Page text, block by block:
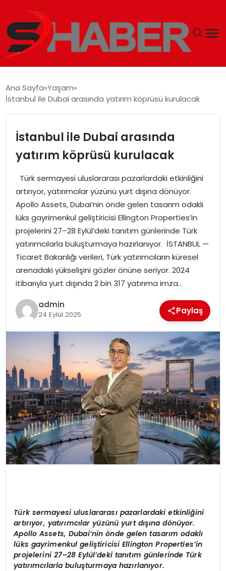
TEKNOLOJI
SPOR
EKONOMI
SIYASET
EĞITIM
YAŞAM
Ana Sayfa Yaşam
İstanbul ile Dubai arasında yatırım köprüsü kurulacak
İstanbul ile Dubai arasında
yatırım köprüsü kurulacak
Türk sermayesi uluslararası pazarlardaki etkinliğini
artırıyor, yatırımcılar yüzünü yurt dışına dönüyor.
Apollo Assets, Dubai’nin önde gelen tasarım odaklı
lüks gayrimenkul geliştiricisi Ellington Properties’in
projelerini 27–28 Eylül’deki tanıtım günlerinde Türk
yatırımcılarla buluşturmaya hazırlanıyor. İSTANBUL —
Ticaret Bakanlığı verileri, Türk yatırımcıların küresel
arenadaki yükselişini gözler önüne seriyor. 2024
itibarıyla yurt dışında 2 bin 317 yatırıma imza…
admin
24 Eylül 2025 Paylaş
Türk sermayesi uluslararası pazarlardaki etkinliğini
artırıyor, yatırımcılar yüzünü yurt dışına dönüyor.
Apollo Assets, Dubai’nin önde gelen tasarım odaklı
lüks gayrimenkul geliştiricisi Ellington Properties’in
projelerini 27–28 Eylül’deki tanıtım günlerinde Türk
yatırımcılarla buluşturmaya hazırlanıyor.